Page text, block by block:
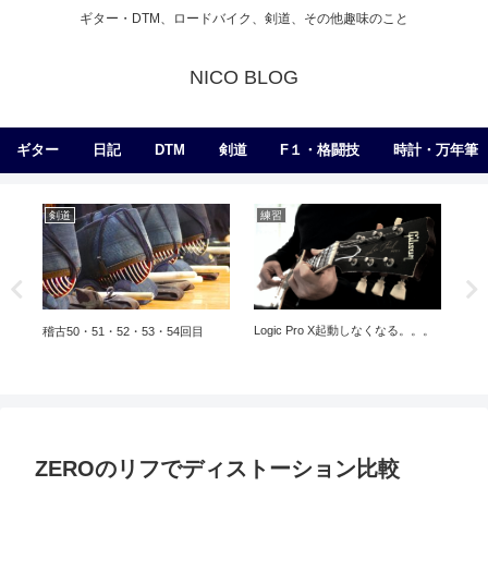
ギター・DTM、ロードバイク、剣道、その他趣味のこと
NICO BLOG
ギター 日記 DTM 剣道 F１・格闘技 時計・万年筆
剣道
稽古50・51・52・53・54回目
練習
Logic Pro X起動しなくなる。。。
ZEROのリフでディストーション比較